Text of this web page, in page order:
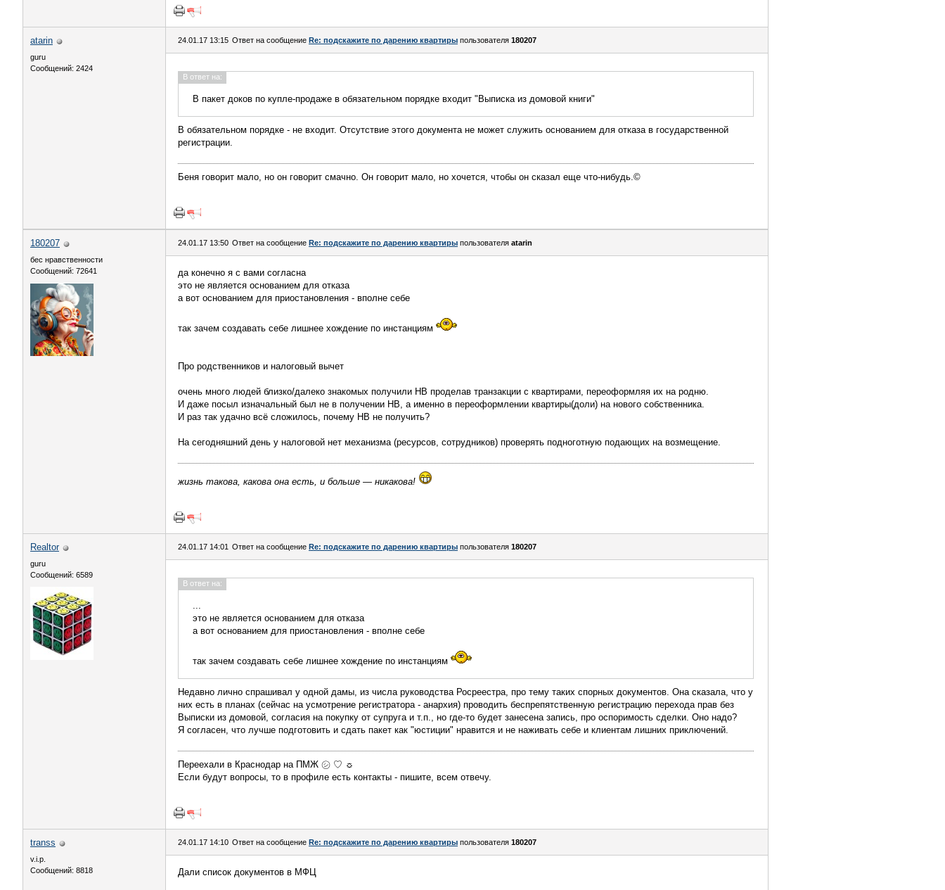
atarin
guru
Сообщений: 2424
24.01.17 13:15 Ответ на сообщение Re: подскажите по дарению квартиры пользователя 180207
В ответ на:
В пакет доков по купле-продаже в обязательном порядке входит "Выписка из домовой книги"
В обязательном порядке - не входит. Отсутствие этого документа не может служить основанием для отказа в государственной
регистрации.
Беня говорит мало, но он говорит смачно. Он говорит мало, но хочется, чтобы он сказал еще что-нибудь.©
180207
бес нравственности
Сообщений: 72641
24.01.17 13:50 Ответ на сообщение Re: подскажите по дарению квартиры пользователя atarin
да конечно я с вами согласна
это не является основанием для отказа
а вот основанием для приостановления - вполне себе
так зачем создавать себе лишнее хождение по инстанциям
Про родственников и налоговый вычет
очень много людей близко/далеко знакомых получили НВ проделав транзакции с квартирами, переоформляя их на родню.
И даже посыл изначальный был не в получении НВ, а именно в переоформлении квартиры(доли) на нового собственника.
И раз так удачно всё сложилось, почему НВ не получить?
На сегодняшний день у налоговой нет механизма (ресурсов, сотрудников) проверять подноготную подающих на возмещение.
жизнь такова, какова она есть, и больше — никакова!
Realtor
guru
Сообщений: 6589
24.01.17 14:01 Ответ на сообщение Re: подскажите по дарению квартиры пользователя 180207
В ответ на:
...
это не является основанием для отказа
а вот основанием для приостановления - вполне себе
так зачем создавать себе лишнее хождение по инстанциям
Недавно лично спрашивал у одной дамы, из числа руководства Росреестра, про тему таких спорных документов. Она сказала, что у
них есть в планах (сейчас на усмотрение регистратора - анархия) проводить беспрепятственную регистрацию перехода прав без
Выписки из домовой, согласия на покупку от супруга и т.п., но где-то будет занесена запись, про оспоримость сделки. Оно надо?
Я согласен, что лучше подготовить и сдать пакет как "юстиции" нравится и не наживать себе и клиентам лишних приключений.
Переехали в Краснодар на ПМЖ ㋛ ♡ ☼
Если будут вопросы, то в профиле есть контакты - пишите, всем отвечу.
transs
v.i.p.
Сообщений: 8818
24.01.17 14:10 Ответ на сообщение Re: подскажите по дарению квартиры пользователя 180207
Дали список документов в МФЦ